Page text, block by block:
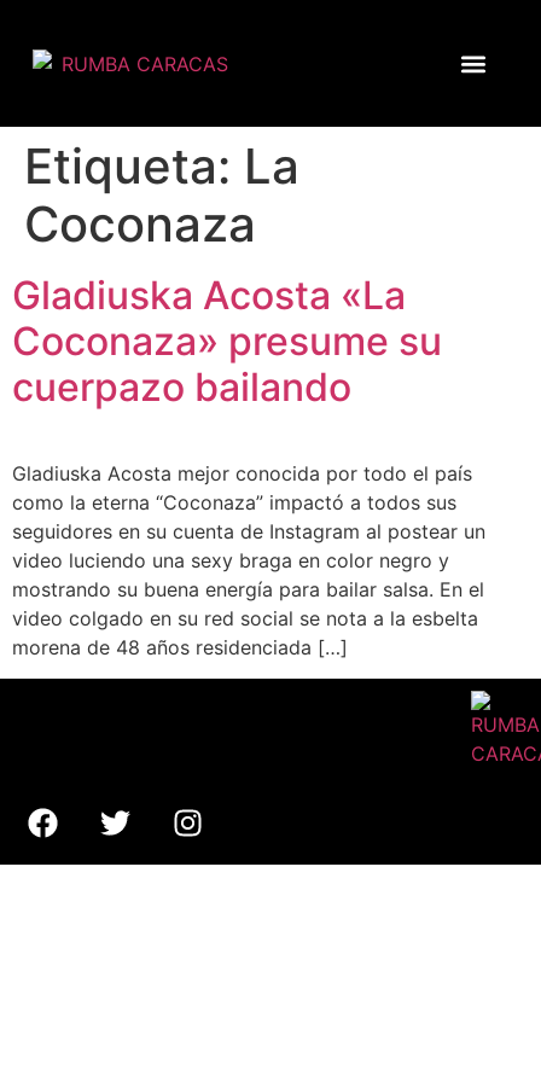
Etiqueta: La
Coconaza
Gladiuska Acosta «La
Coconaza» presume su
cuerpazo bailando
Gladiuska Acosta mejor conocida por todo el país
como la eterna “Coconaza” impactó a todos sus
seguidores en su cuenta de Instagram al postear un
video luciendo una sexy braga en color negro y
mostrando su buena energía para bailar salsa. En el
video colgado en su red social se nota a la esbelta
morena de 48 años residenciada […]